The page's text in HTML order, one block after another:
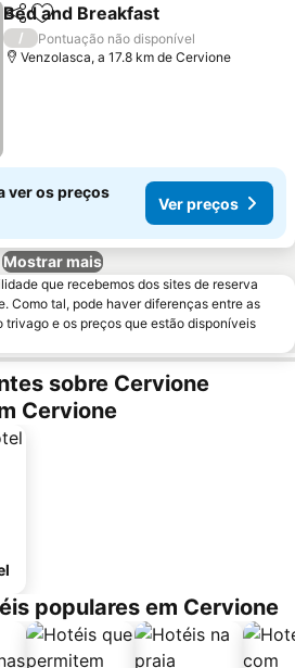
PartilharAdicionar aos favoritos
Bed and Breakfast
/
Pontuação não disponível
Venzolasca, a 17.8 km de Cervione
ver os preços
Ver preços
Mostrar mais
que recebemos dos sites de reserva
Como tal, pode haver diferenças entre as
trivago e os preços que estão disponíveis
sobre Cervione
Cervione
populares em Cervione